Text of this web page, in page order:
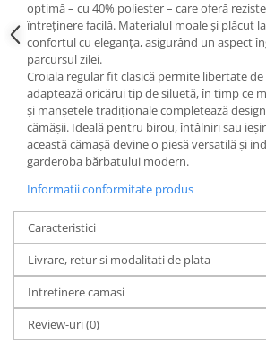
optimă – cu 40% poliester – care oferă
întreținere facilă. Materialul moale și plăcut
confortul cu eleganța, asigurând un aspect
parcursul zilei.
Croiala regular fit clasică permite libertate de
adaptează oricărui tip de siluetă, în timp ce
și manșetele tradiționale completează
cămășii. Ideală pentru birou, întâlniri sau
această cămașă devine o piesă versatilă și
garderoba bărbatului modern.
Informatii conformitate produs
Caracteristici
Livrare, retur si modalitati de plata
Intretinere camasi
Review-uri(0)